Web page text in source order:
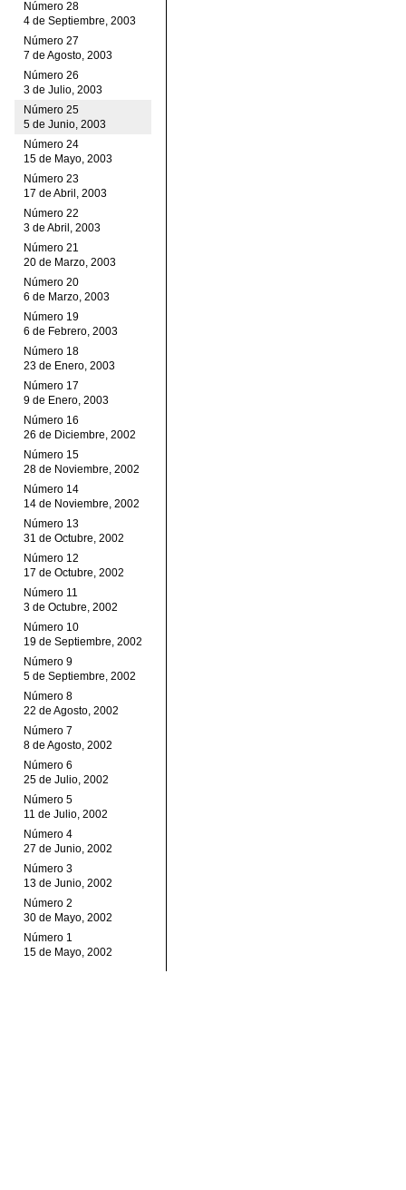
Número 28
4 de Septiembre, 2003
Número 27
7 de Agosto, 2003
Número 26
3 de Julio, 2003
Número 25
5 de Junio, 2003
Número 24
15 de Mayo, 2003
Número 23
17 de Abril, 2003
Número 22
3 de Abril, 2003
Número 21
20 de Marzo, 2003
Número 20
6 de Marzo, 2003
Número 19
6 de Febrero, 2003
Número 18
23 de Enero, 2003
Número 17
9 de Enero, 2003
Número 16
26 de Diciembre, 2002
Número 15
28 de Noviembre, 2002
Número 14
14 de Noviembre, 2002
Número 13
31 de Octubre, 2002
Número 12
17 de Octubre, 2002
Número 11
3 de Octubre, 2002
Número 10
19 de Septiembre, 2002
Número 9
5 de Septiembre, 2002
Número 8
22 de Agosto, 2002
Número 7
8 de Agosto, 2002
Número 6
25 de Julio, 2002
Número 5
11 de Julio, 2002
Número 4
27 de Junio, 2002
Número 3
13 de Junio, 2002
Número 2
30 de Mayo, 2002
Número 1
15 de Mayo, 2002